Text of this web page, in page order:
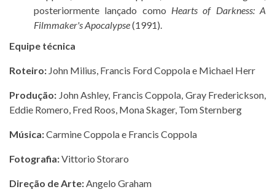
posteriormente lançado como Hearts of Darkness: A
Filmmaker's Apocalypse(1991).
Equipe técnica
Roteiro: John Milius, Francis Ford Coppola e Michael Herr
Produção: John Ashley, Francis Coppola, Gray Frederickson,
Eddie Romero, Fred Roos, Mona Skager, Tom Sternberg
Música:Carmine Coppola e Francis Coppola
Fotografia:Vittorio Storaro
Direção de Arte:Angelo Graham